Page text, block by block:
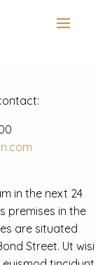
advisory news
in the next 24
premises in the
are situated
Street. Ut wisi